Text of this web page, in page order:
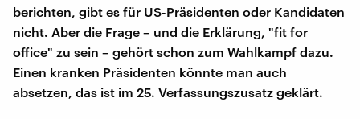
berichten, gibt es für US-Präsidenten oder Kandidaten
nicht. Aber die Frage – und die Erklärung, "fit for
office" zu sein – gehört schon zum Wahlkampf dazu.
Einen kranken Präsidenten könnte man auch
absetzen, das ist im 25. Verfassungszusatz geklärt.